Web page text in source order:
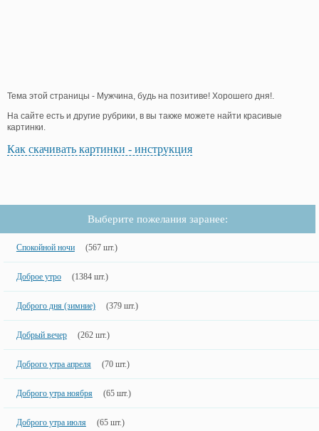
Тема этой страницы - Мужчина, будь на позитиве! Хорошего дня!.
На сайте есть и другие рубрики, в вы также можете найти красивые
картинки.
Как скачивать картинки - инструкция
Выберите пожелания заранее:
Спокойной ночи (567 шт.)
Доброе утро (1384 шт.)
Доброго дня (зимние) (379 шт.)
Добрый вечер (262 шт.)
Доброго утра апреля (70 шт.)
Доброго утра ноября (65 шт.)
Доброго утра июля (65 шт.)